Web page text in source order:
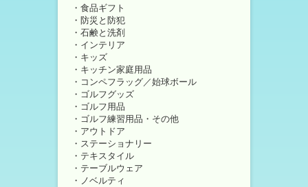
食品ギフト
防災と防犯
石鹸と洗剤
インテリア
キッズ
キッチン家庭用品
コンペフラッグ／始球ボール
ゴルフグッズ
ゴルフ用品
ゴルフ練習用品・その他
アウトドア
ステーショナリー
テキスタイル
テーブルウェア
ノベルティ